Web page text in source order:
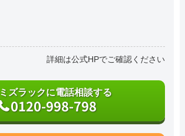
詳細は公式HPでご確認ください
ミズラックに電話相談する
0120-998-798